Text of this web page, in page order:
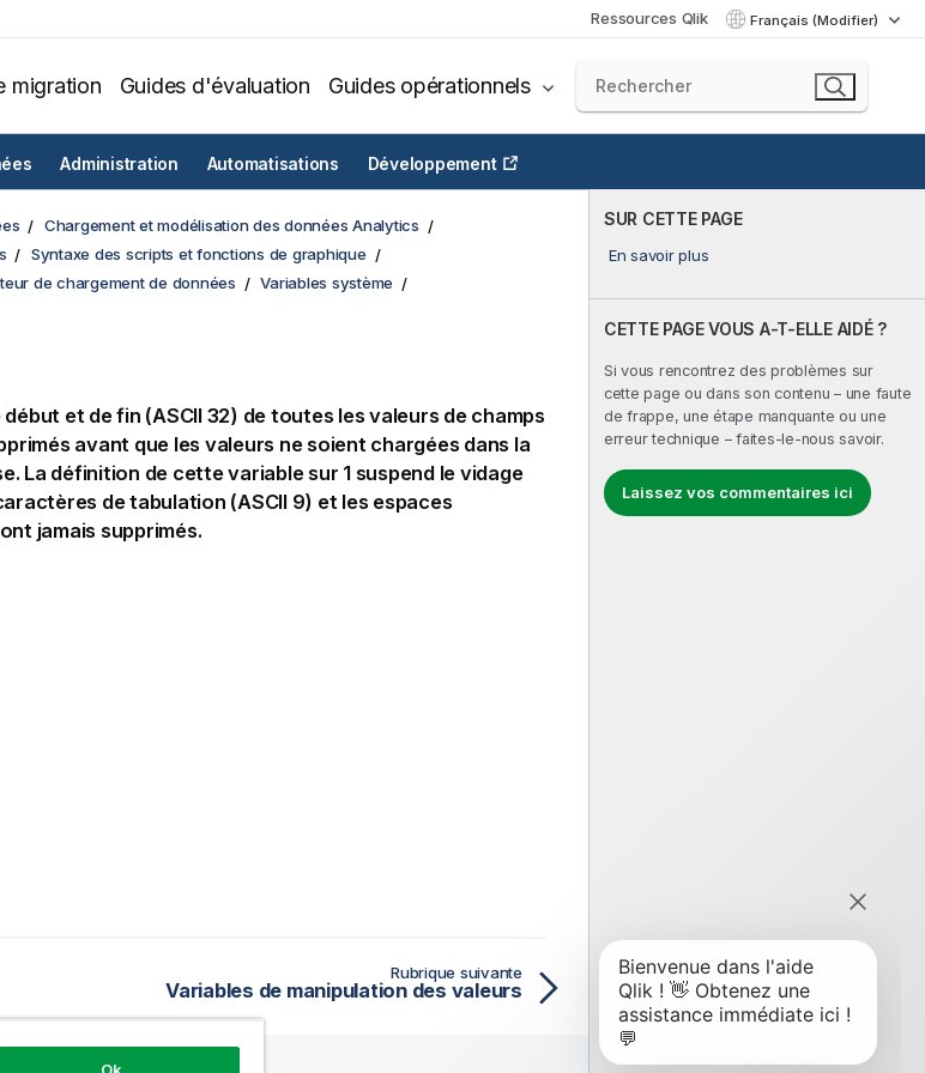
Ressources Qlik Français (Modifier)
migration Guides d'évaluation Guides opérationnels
Administration Automatisations Développement
SUR CETTE PAGE
En savoir plus
CETTE PAGE VOUS A-T-ELLE AIDÉ ?
Si vous rencontrez des problèmes sur
cette page ou dans son contenu – une faute
de frappe, une étape manquante ou une
erreur technique – faites-le-nous savoir.
Laissez vos commentaires ici
Chargement et modélisation des données Analytics
Syntaxe des scripts et fonctions de graphique
de chargement de données
Variables système
et de fin (ASCII 32) de toutes les valeurs de champs
avant que les valeurs ne soient chargées dans la
. La définition de cette variable sur 1 suspend le vidage
de tabulation (ASCII 9) et les espaces
jamais supprimés.
Rubrique suivante
Variables de manipulation des valeurs